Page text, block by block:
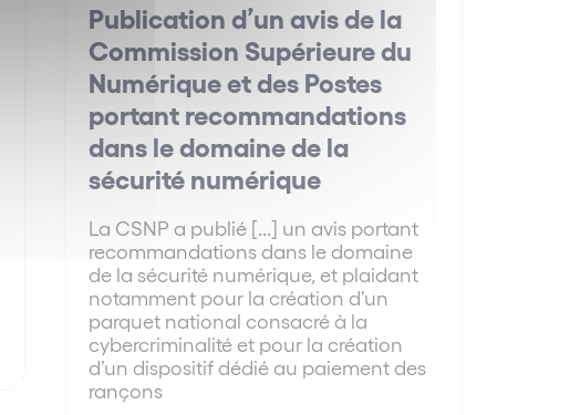
Publication d’un avis de la
Commission Supérieure du
Numérique et des Postes
portant recommandations
dans le domaine de la
sécurité numérique
La CSNP a publié [...] un avis portant
recommandations dans le domaine
de la sécurité numérique, et plaidant
notamment pour la création d’un
parquet national consacré à la
cybercriminalité et pour la création
d’un dispositif dédié au paiement des
rançons